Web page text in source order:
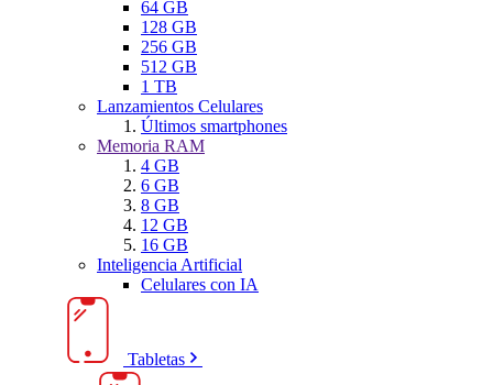
64 GB
128 GB
256 GB
512 GB
1 TB
Lanzamientos Celulares
Últimos smartphones
Memoria RAM
4 GB
6 GB
8 GB
12 GB
16 GB
Inteligencia Artificial
Celulares con IA
Tabletas